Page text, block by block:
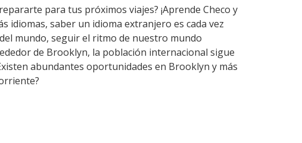
para tus próximos viajes? ¡Aprende Checo y
idiomas, saber un idioma extranjero es cada vez
mundo, seguir el ritmo de nuestro mundo
de Brooklyn, la población internacional sigue
abundantes oportunidades en Brooklyn y más